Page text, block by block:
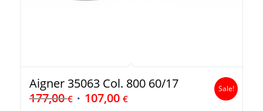
Aigner 35063 Col. 800 60/17
177,00€ 107,00 €
Sale!